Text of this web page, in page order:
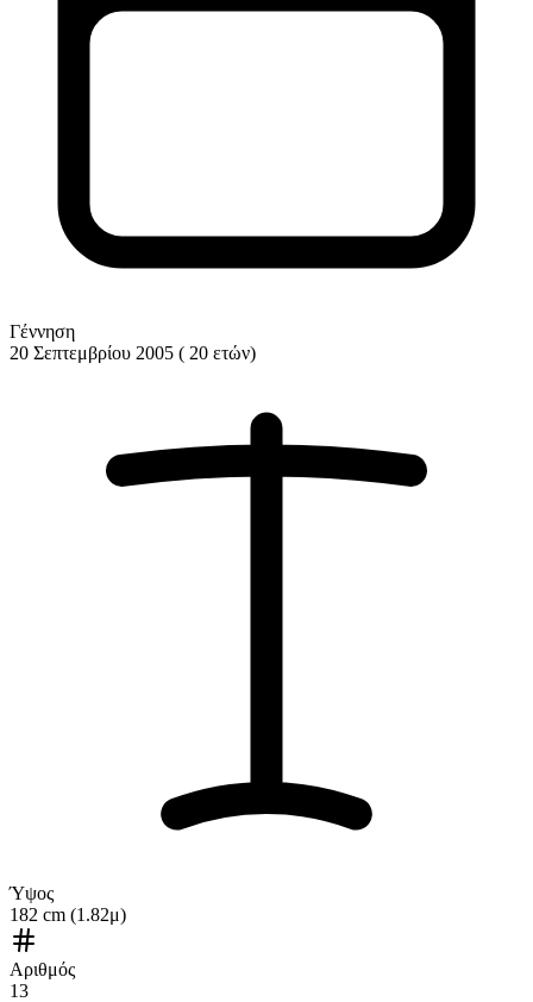
Γέννηση
20 Σεπτεμβρίου 2005 ( 20 ετών)
Ύψος
182 cm (1.82μ)
Αριθμός
13